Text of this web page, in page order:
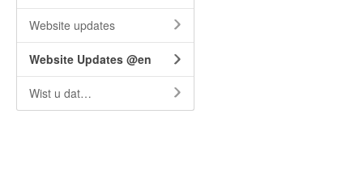
Website updates
Website Updates @en
Wist u dat…